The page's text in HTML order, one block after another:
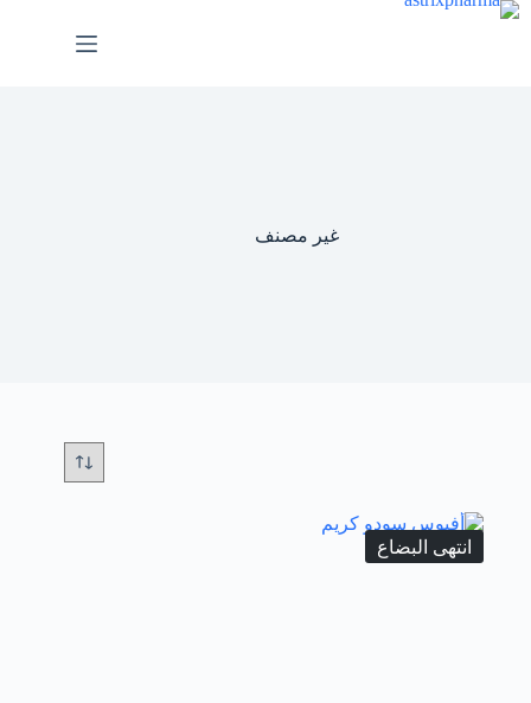
غير مصنف
انتهى البضاع